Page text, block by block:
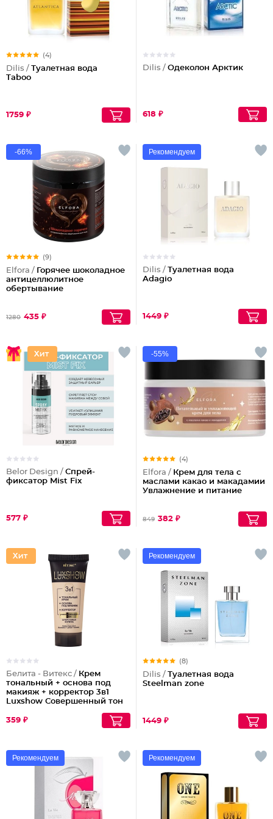
(4)
Dilis / Туалетная вода
Taboo
1759 ₽
Dilis / Одеколон Арктик
618 ₽
-66%
(9)
Elfora / Горячее шоколадное
антицеллюлитное
обертывание
1280 435 ₽
Рекомендуем
Dilis / Туалетная вода
Adagio
1449 ₽
Belor Design / Спрей-
фиксатор Mist Fix
577 ₽
-55%
(4)
Elfora / Крем для тела с
маслами какао и макадамии
Увлажнение и питание
849 382 ₽
Белита - Витекс / Крем
тональный + основа под
макияж + корректор 3в1
Luxshow Совершенный тон
359 ₽
Рекомендуем
(8)
Dilis / Туалетная вода
Steelman zone
1449 ₽
Рекомендуем Рекомендуем